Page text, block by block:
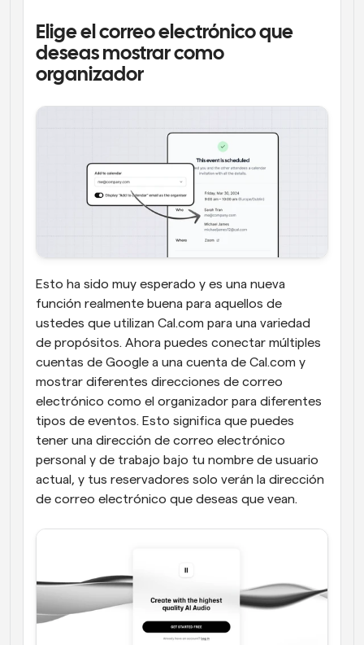
Elige el correo electrónico que
deseas mostrar como
organizador
Esto ha sido muy esperado y es una nueva
función realmente buena para aquellos de
ustedes que utilizan Cal.com para una variedad
de propósitos. Ahora puedes conectar múltiples
cuentas de Google a una cuenta de Cal.com y
mostrar diferentes direcciones de correo
electrónico como el organizador para diferentes
tipos de eventos. Esto significa que puedes
tener una dirección de correo electrónico
personal y de trabajo bajo tu nombre de usuario
actual, y tus reservadores solo verán la dirección
de correo electrónico que deseas que vean.